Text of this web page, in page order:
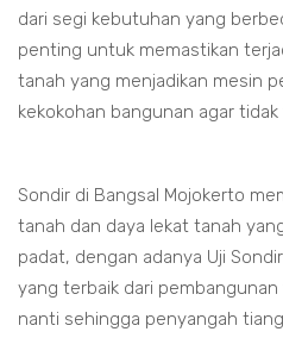
dari segi kebutuhan yang
penting untuk memastikan
tanah yang menjadikan mesin
kekokohan bangunan agar
Sondir di Bangsal Mojokerto
tanah dan daya lekat tanah
padat, dengan adanya Uji
yang terbaik dari
nanti sehingga penyangah